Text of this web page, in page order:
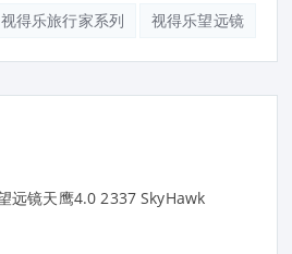
视得乐旅行家系列 视得乐望远镜